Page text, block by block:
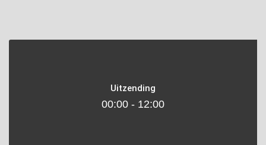
Uitzending
00:00 - 12:00